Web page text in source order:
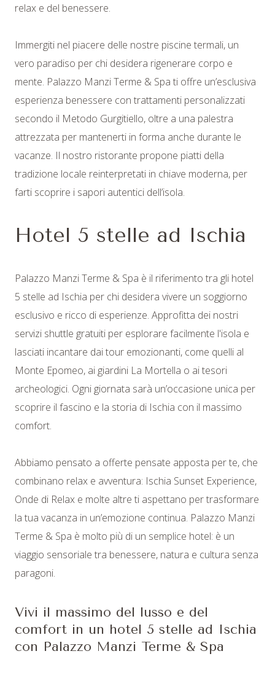
06 / AGOSTO 2026
07
2OSPITI
1 CAMERE
relax e del benessere.
Immergiti nel piacere delle nostre piscine termali, un
vero paradiso per chi desidera rigenerare corpo e
mente. Palazzo Manzi Terme & Spa ti offre un’esclusiva
esperienza benessere con trattamenti personalizzati
secondo il Metodo Gurgitiello, oltre a una palestra
attrezzata per mantenerti in forma anche durante le
vacanze. Il nostro ristorante propone piatti della
tradizione locale reinterpretati in chiave moderna, per
farti scoprire i sapori autentici dell’isola.
Hotel 5 stelle ad Ischia
Palazzo Manzi Terme & Spa è il riferimento tra gli hotel
5 stelle ad Ischia per chi desidera vivere un soggiorno
esclusivo e ricco di esperienze. Approfitta dei nostri
servizi shuttle gratuiti per esplorare facilmente l'isola e
lasciati incantare dai tour emozionanti, come quelli al
Monte Epomeo, ai giardini La Mortella o ai tesori
archeologici. Ogni giornata sarà un’occasione unica per
scoprire il fascino e la storia di Ischia con il massimo
comfort.
Abbiamo pensato a offerte pensate apposta per te, che
combinano relax e avventura: Ischia Sunset Experience,
Onde di Relax e molte altre ti aspettano per trasformare
la tua vacanza in un’emozione continua. Palazzo Manzi
Terme & Spa è molto più di un semplice hotel: è un
viaggio sensoriale tra benessere, natura e cultura senza
paragoni.
Vivi il massimo del lusso e del
comfort in un hotel 5 stelle ad Ischia
con Palazzo Manzi Terme & Spa